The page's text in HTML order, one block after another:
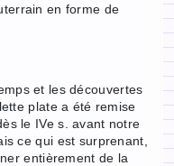
en forme de
et les découvertes
plate a été remise
le IVe s. avant notre
ce qui est surprenant,
entièrement de la